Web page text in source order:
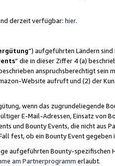
derzeit verfügbar: hier.
“) aufgeführten Ländern
“ die in dieser Ziffer 4 (a)
anspruchsberechtigt sein
Website aufruft und (2) der
wenn das zugrundeliegende
E-Mail-Adressen, Einsatz von
und Bounty Events, die nicht
fest, ob ein Bounty Event
aufgeführten Bounty-spezifischen
am Partnerprogramm erlaubt.